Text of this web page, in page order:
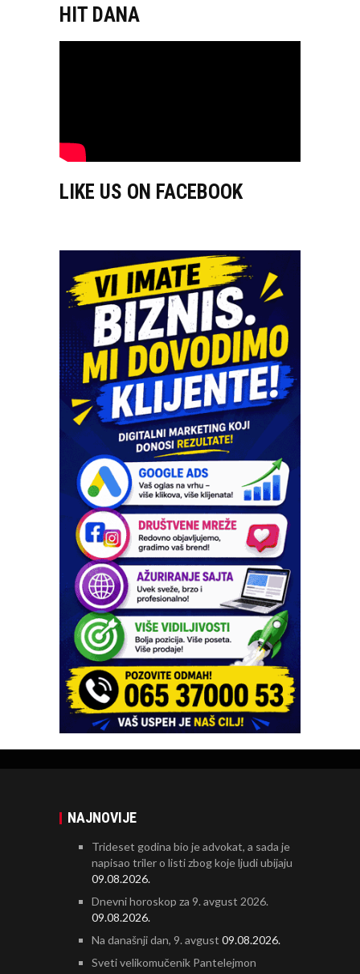
HIT DANA
LIKE US ON FACEBOOK
NAJNOVIJE
Trideset godina bio je advokat, a sada je
napisao triler o listi zbog koje ljudi ubijaju
09.08.2026.
Dnevni horoskop za 9. avgust 2026.
09.08.2026.
Na današnji dan, 9. avgust 09.08.2026.
Sveti velikomučenik Pantelejmon